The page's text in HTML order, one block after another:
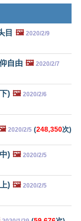
目 🖼️ 2020/2/9
自由 🖼️ 2020/2/7
) 🖼️ 2020/2/6
2020/2/5 (248,350次)
) 🖼️ 2020/2/5
) 🖼️ 2020/2/5